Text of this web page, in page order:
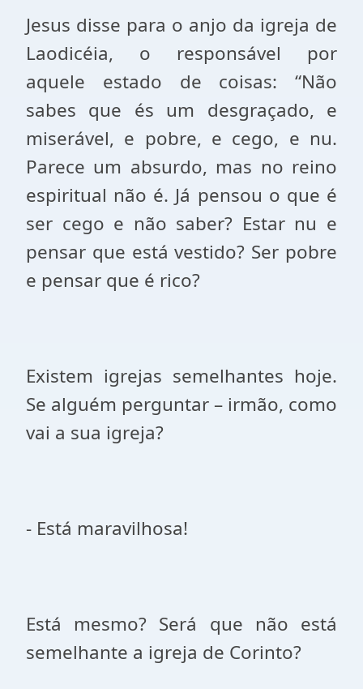
Jesus disse para o anjo da igreja de
Laodicéia, o responsável por
aquele estado de coisas: “Não
sabes que és um desgraçado, e
miserável, e pobre, e cego, e nu.
Parece um absurdo, mas no reino
espiritual não é. Já pensou o que é
ser cego e não saber? Estar nu e
pensar que está vestido? Ser pobre
e pensar que é rico?
Existem igrejas semelhantes hoje.
Se alguém perguntar – irmão, como
vai a sua igreja?
- Está maravilhosa!
Está mesmo? Será que não está
semelhante a igreja de Corinto?